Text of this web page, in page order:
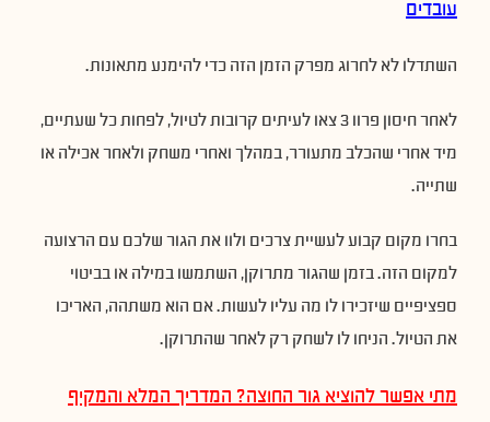
עובדים
השתדלו לא לחרוג מפרק הזמן הזה כדי להימנע מתאונות.
לאחר חיסון פרוו 3 צאו לעיתים קרובות לטיול, לפחות כל שעתיים,
מיד אחרי שהכלב מתעורר, במהלך ואחרי משחק ולאחר אכילה או
שתייה.
בחרו מקום קבוע לעשיית צרכים ולוו את הגור שלכם עם הרצועה
למקום הזה. בזמן שהגור מתרוקן, השתמשו במילה או בביטוי
ספציפיים שיזכירו לו מה עליו לעשות. אם הוא משתהה, האריכו
את הטיול. הניחו לו לשחק רק לאחר שהתרוקן.
מתי אפשר להוציא גור החוצה? המדריך המלא והמקיף